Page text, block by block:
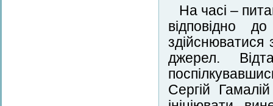
На часі –
відповідно
здійснюватися
джерел.
Сергій